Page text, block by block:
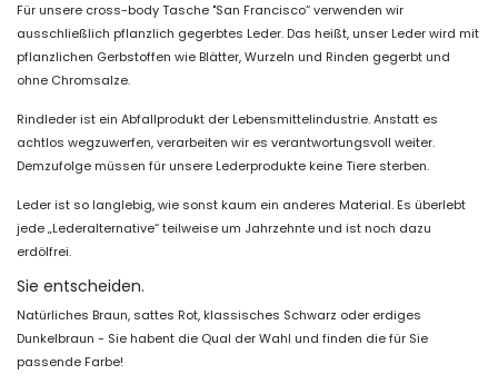
Für unsere cross-body Tasche "San Francisco“ verwenden wir
ausschließlich pflanzlich gegerbtes Leder. Das heißt, unser Leder wird mit
pflanzlichen Gerbstoffen wie Blätter, Wurzeln und Rinden gegerbt und
ohne Chromsalze.
Rindleder ist ein Abfallprodukt der Lebensmittelindustrie. Anstatt es
achtlos wegzuwerfen, verarbeiten wir es verantwortungsvoll weiter.
Demzufolge müssen für unsere Lederprodukte keine Tiere sterben.
Leder ist so langlebig, wie sonst kaum ein anderes Material. Es überlebt
jede „Lederalternative“ teilweise um Jahrzehnte und ist noch dazu
erdölfrei.
Sie entscheiden.
Natürliches Braun, sattes Rot, klassisches Schwarz oder erdiges
Dunkelbraun - Sie habent die Qual der Wahl und finden die für Sie
passende Farbe!